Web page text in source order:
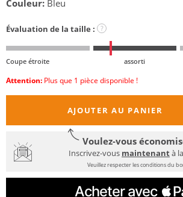
Couleur: Bleu
Évaluation de la taille : ?
Coupe étroite assorti
Attention: Plus que 1 pièce disponible !
AJOUTER AU PANIER
Voulez-vous
Inscrivez-vous maintenantà
Veuillez respecter les conditions du